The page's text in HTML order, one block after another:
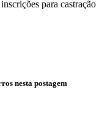
nesta postagem